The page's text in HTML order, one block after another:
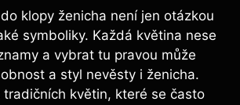
klopy ženicha není jen otázkou
symboliky. Každá květina nese
a vybrat tu pravou může
a styl nevěsty i ženicha.
tradičních květin, které se často